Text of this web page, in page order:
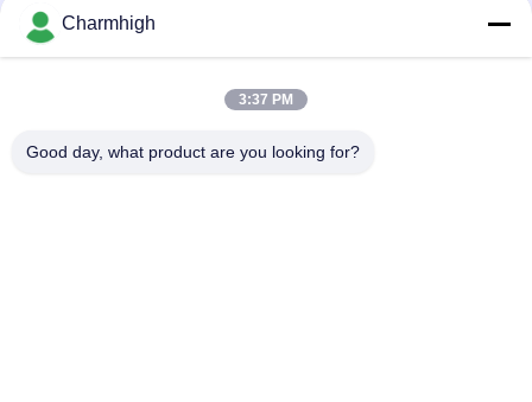
การออกแบบที่แคบ โมดูล TC06 ความแม่นยำสูง เครื่อง SMT Pick
Charmhigh
3:37 PM
Good day, what product are you looking for?